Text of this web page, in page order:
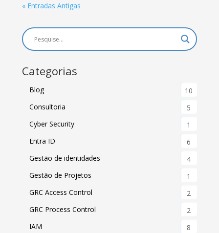
« Entradas Antigas
Categorias
Blog
10
Consultoria
5
Cyber Security
1
Entra ID
6
Gestão de identidades
4
Gestão de Projetos
1
GRC Access Control
2
GRC Process Control
2
IAM
8